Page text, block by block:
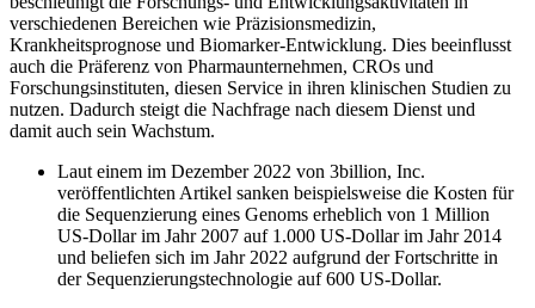
verschiedenen Bereichen wie Präzisionsmedizin,
Krankheitsprognose und Biomarker-Entwicklung. Dies beeinflusst
auch die Präferenz von Pharmaunternehmen, CROs und
Forschungsinstituten, diesen Service in ihren klinischen Studien zu
nutzen. Dadurch steigt die Nachfrage nach diesem Dienst und
damit auch sein Wachstum.
Laut einem im Dezember 2022 von 3billion, Inc.
veröffentlichten Artikel sanken beispielsweise die Kosten für
die Sequenzierung eines Genoms erheblich von 1 Million
US-Dollar im Jahr 2007 auf 1.000 US-Dollar im Jahr 2014
und beliefen sich im Jahr 2022 aufgrund der Fortschritte in
der Sequenzierungstechnologie auf 600 US-Dollar.